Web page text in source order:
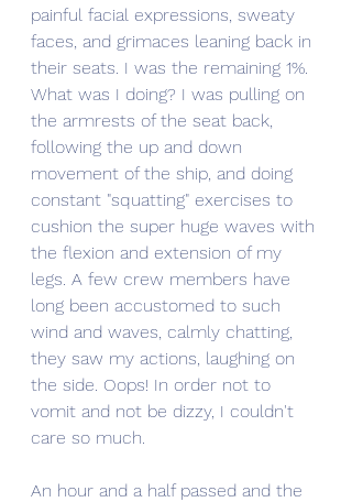
painful facial expressions, sweaty
faces, and grimaces leaning back in
their seats. I was the remaining 1%.
What was I doing? I was pulling on
the armrests of the seat back,
following the up and down
movement of the ship, and doing
constant "squatting" exercises to
cushion the super huge waves with
the flexion and extension of my
legs. A few crew members have
long been accustomed to such
wind and waves, calmly chatting,
they saw my actions, laughing on
the side. Oops! In order not to
vomit and not be dizzy, I couldn't
care so much.
An hour and a half passed and the